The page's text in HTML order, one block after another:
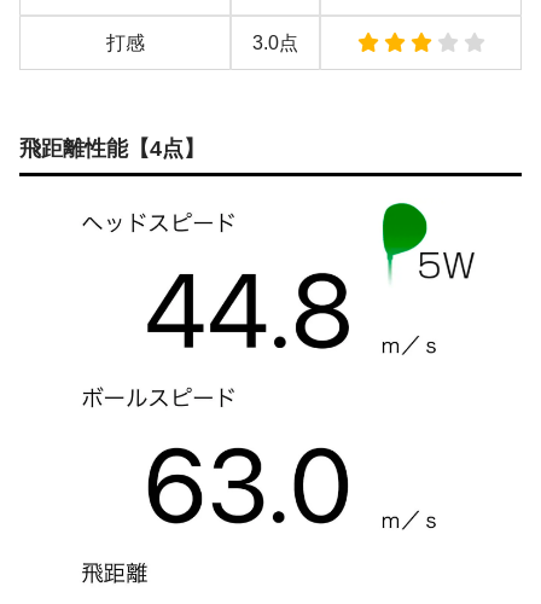
打感 3.0点
飛距離性能【4点】